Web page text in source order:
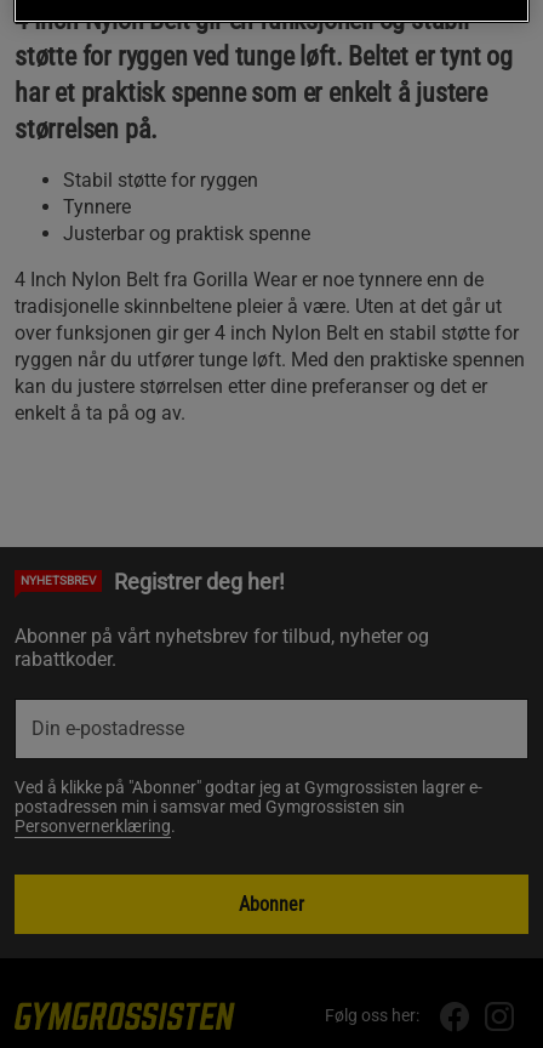
4 Inch Nylon Belt gir en funksjonell og stabil
støtte for ryggen ved tunge løft. Beltet er tynt og
har et praktisk spenne som er enkelt å justere
størrelsen på.
Stabil støtte for ryggen
Tynnere
Justerbar og praktisk spenne
4 Inch Nylon Belt fra Gorilla Wear er noe tynnere enn de
tradisjonelle skinnbeltene pleier å være. Uten at det går ut
over funksjonen gir ger 4 inch Nylon Belt en stabil støtte for
ryggen når du utfører tunge løft. Med den praktiske spennen
kan du justere størrelsen etter dine preferanser og det er
enkelt å ta på og av.
NYHETSBREV Registrer deg her!
Abonner på vårt nyhetsbrev for tilbud, nyheter og
rabattkoder.
Ved å klikke på "Abonner" godtar jeg at Gymgrossisten lagrer e-
postadressen min i samsvar med Gymgrossisten sin
Personvernerklæring.
Abonner
Følg oss her: